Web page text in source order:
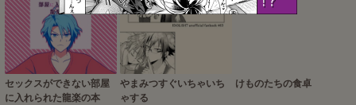
セックスができない部屋
に入れられた龍楽の本
やまみつすぐいちゃいち
ゃする
けものたちの食卓